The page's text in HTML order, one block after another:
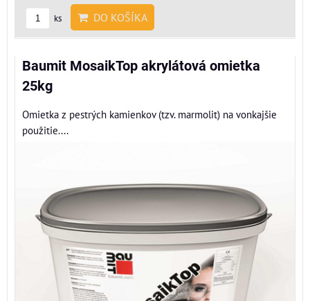
ks DO KOŠÍKA
Baumit MosaikTop akrylátová omietka
25kg
Omietka z pestrých kamienkov (tzv. marmolit) na vonkajšie
použitie....